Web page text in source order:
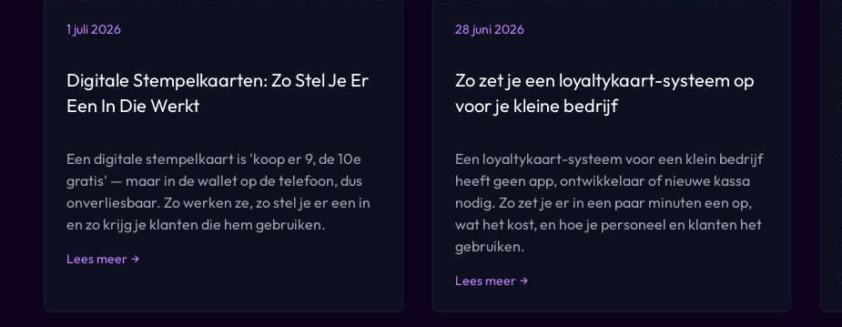
1 juli 2026
Digitale Stempelkaarten: Zo Stel Je Er
Een In Die Werkt
Een digitale stempelkaart is 'koop er 9, de 10e
gratis' — maar in de wallet op de telefoon, dus
onverliesbaar. Zo werken ze, zo stel je er een in
en zo krijg je klanten die hem gebruiken.
Lees meer →
28 juni 2026
Zo zet je een loyaltykaart-systeem op
voor je kleine bedrijf
Een loyaltykaart-systeem voor een klein bedrijf
heeft geen app, ontwikkelaar of nieuwe kassa
nodig. Zo zet je er in een paar minuten een op,
wat het kost, en hoe je personeel en klanten het
gebruiken.
Lees meer →